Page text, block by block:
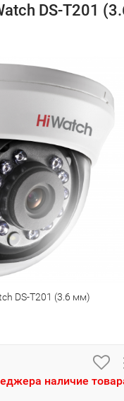
DS-T201
DS-T201 (3.6 мм)
наличие